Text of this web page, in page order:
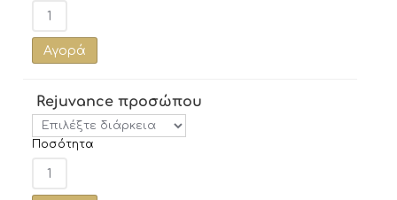
Αγορά
Rejuvance προσώπου
Ποσότητα